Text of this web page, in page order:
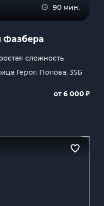
90 мин.
Фазбера
сложность
Героя Попова, 35Б
от 6 000 ₽